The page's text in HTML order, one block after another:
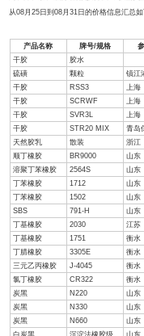
发布
周、月、季、年的维度定期发
从08月25日到08月31日的价格
产品名称 牌号/规
干胶 胶水
硫磺
干胶 RSS3
干胶 SCRWF
干胶
干胶 STR20 MIX
天然胶乳
顺丁橡胶 BR9000
溶聚丁苯橡胶
2564S
丁苯橡胶
1712
丁苯橡胶
SBS
791-H